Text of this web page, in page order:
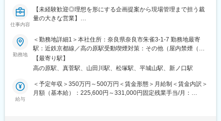
1．ご利用者様のリハビリ計画書の作成
2．独自の手技提供
4．リハビリ中の移動の見守り、介助
・オススメポイント：
・身体介護なし（入浴、食事介助／夜勤なし）
・入社後に座学、現場研修あり
・制服／ネームプレート貸与
・車通勤可能（無料駐車場あり）
仕事内容
【未経験歓迎◎理想を形にする企画提案から現場管理まで担う裁
量の大きな営業】
■業務概要：
お問い合わせいただいたお客様のお住まいを訪問し、
ご要望のヒアリングからプラン提案、工事の進行管理まで一貫し
て担当していただきます。営業スタイルは反響営業です。
未経験の方でも、先輩の同行や研修を通じて一から学べる環境で
す。
勤務地
＜勤務地詳細1＞本社住所：奈良県奈良市朱雀3-1-7 勤務地最寄
駅：近鉄京都線／高の原駅受動喫煙対策：その他（屋内禁煙（屋
内喫煙可能場所あり））＜勤務地詳細2＞橿原支店住所：奈良県橿
原市土橋町190-3 受動喫煙対策：屋内全面禁煙変更の範囲：会社
【最寄り駅】
高の原駅、真菅駅、山田川駅、松塚駅、平城山駅、新ノ口駅
給与
＜予定年収＞350万円～500万円＜賃金形態＞月給制＜賃金内訳＞
月額（基本給）：225,600円～331,000円固定残業手当/月：